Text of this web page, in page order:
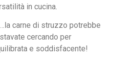
in cucina.
…la carne di struzzo potrebbe
cercando per
e soddisfacente!